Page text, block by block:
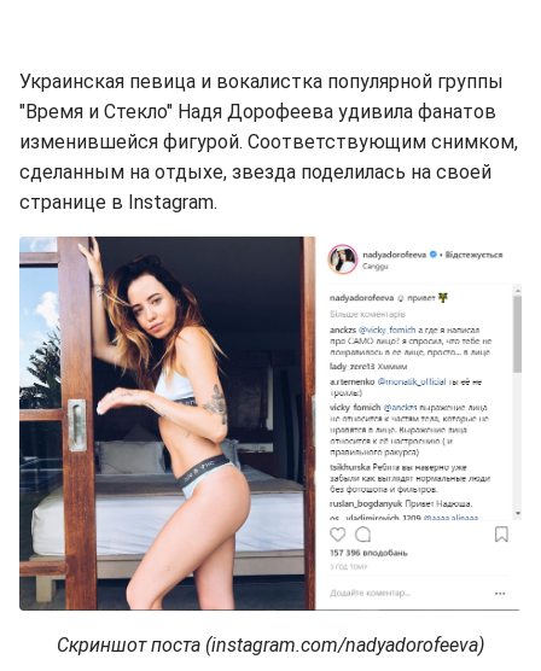
Украинская певица и вокалистка популярной группы
"Время и Стекло" Надя Дорофеева удивила фанатов
изменившейся фигурой. Соответствующим снимком,
сделанным на отдыхе, звезда поделилась на своей
странице в Instagram.
Скриншот поста (instagram.com/nadyadorofeeva)